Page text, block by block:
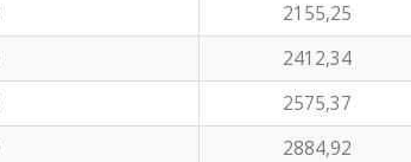
2155,25
2412,34
2575,37
2884,92